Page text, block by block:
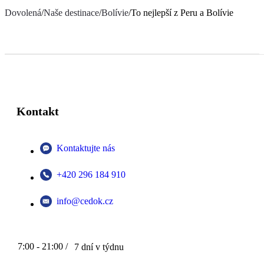
Dovolená/Naše destinace/Bolívie/To nejlepší z Peru a Bolívie
Kontakt
Kontaktujte nás
+420 296 184 910
info@cedok.cz
7:00 - 21:00 / 7 dní v týdnu